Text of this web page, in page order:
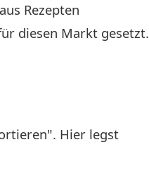
Rezepten
diesen Markt gesetzt.
Hier legst